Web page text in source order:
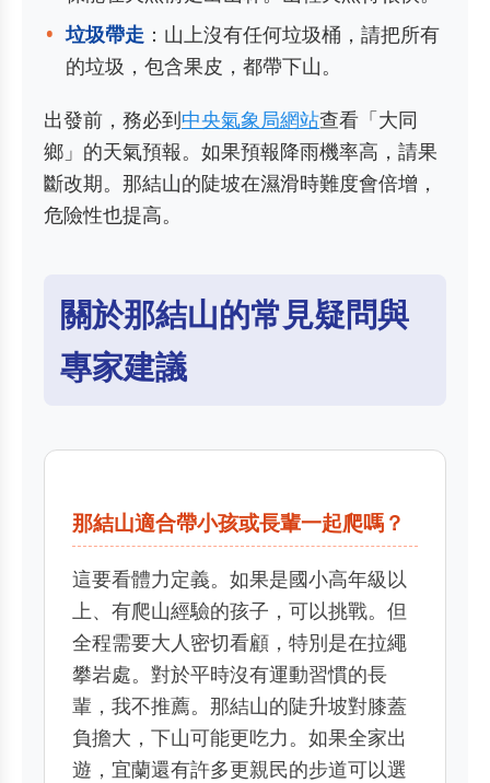
垃圾帶走 ：山上沒有任何垃圾桶，請把所有
的垃圾，包含果皮，都帶下山。
出發前，務必到中央氣象局網站查看「大同
鄉」的天氣預報。如果預報降雨機率高，請果
斷改期。那結山的陡坡在濕滑時難度會倍增，
危險性也提高。
關於那結山的常見疑問與
專家建議
那結山適合帶小孩或長輩一起爬嗎？
這要看體力定義。如果是國小高年級以
上、有爬山經驗的孩子，可以挑戰。但
全程需要大人密切看顧，特別是在拉繩
攀岩處。對於平時沒有運動習慣的長
輩，我不推薦。那結山的陡升坡對膝蓋
負擔大，下山可能更吃力。如果全家出
遊，宜蘭還有許多更親民的步道可以選